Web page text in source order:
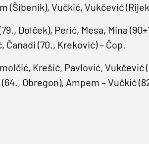
(Šibenik), Vučkić, Vukčević
Dolček), Perić, Mesa, Mina
(70., Kreković) – Čop.
Krešić, Pavlović, Vukčević
Obregon), Ampem – Vučkić